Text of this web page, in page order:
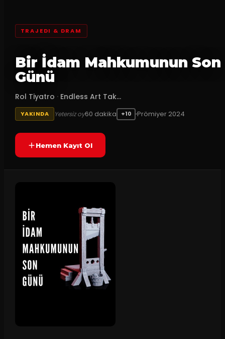
TRAJEDI & DRAM
Bir İdam Mahkumunun Son
Günü
Rol Tiyatro · Endless Art Tak...
YAKINDA Yetersiz oy60 dakika +10 Prömiyer 2024
Hemen Kayıt Ol